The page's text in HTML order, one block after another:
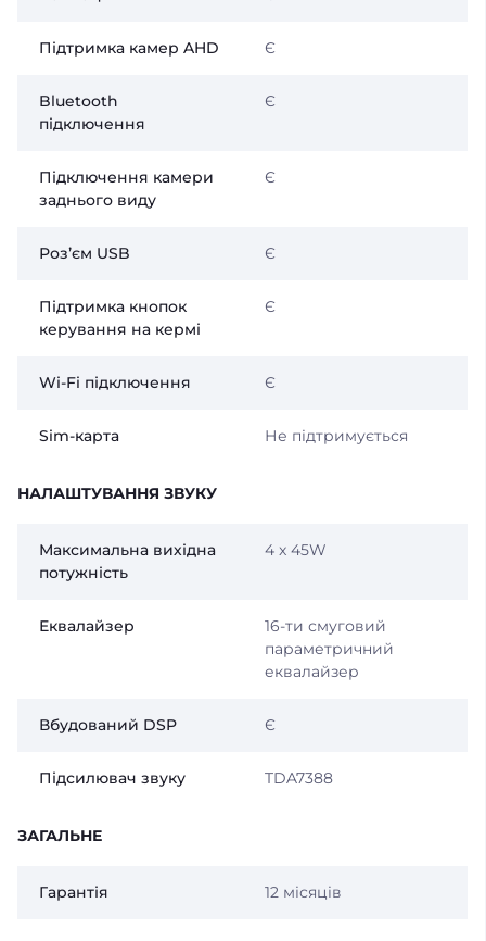
Підтримка камер AHD Є
Bluetooth
підключення
Є
Підключення камери
заднього виду
Є
Розʼєм USB Є
Підтримка кнопок
керування на кермі
Є
Wi-Fi підключення Є
Sim-карта Не підтримується
НАЛАШТУВАННЯ ЗВУКУ
Максимальна вихідна
потужність
4 x 45W
Еквалайзер
16-ти смуговий
параметричний
еквалайзер
Вбудований DSP Є
Підсилювач звуку TDA7388
ЗАГАЛЬНЕ
Гарантія 12 місяців